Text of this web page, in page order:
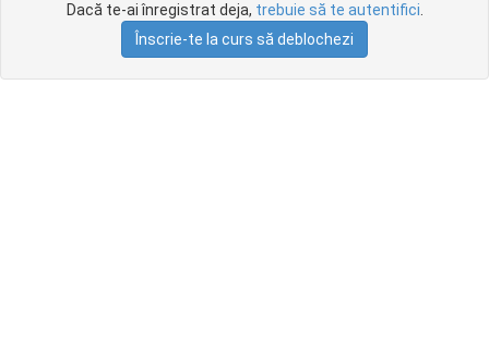
Dacă te-ai înregistrat deja, trebuie să te autentifici
Înscrie-te la curs să deblochezi